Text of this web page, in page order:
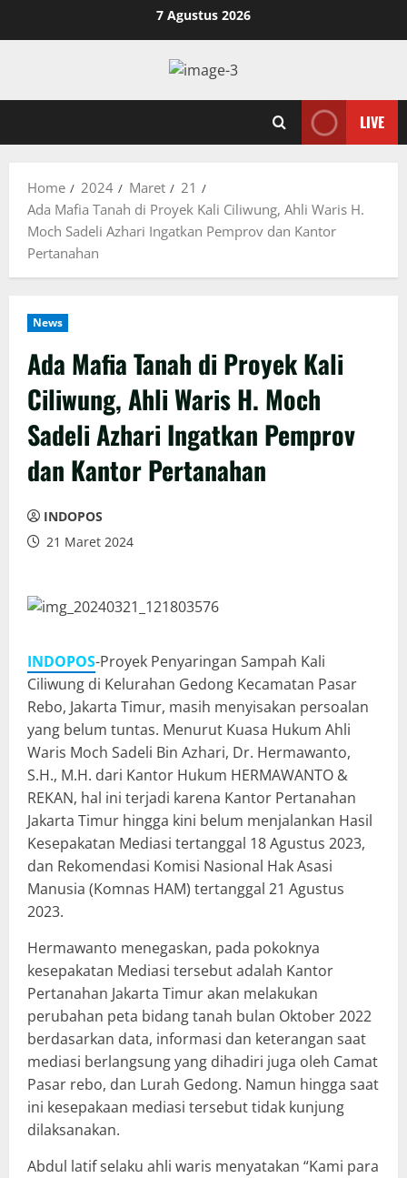
7 Agustus 2026
LIVE
Home 2024 Maret
21
Ada Mafia Tanah di Proyek Kali Ciliwung, Ahli Waris H.
Moch Sadeli Azhari Ingatkan Pemprov dan Kantor
Pertanahan
News
Ada Mafia Tanah di Proyek Kali
Ciliwung, Ahli Waris H. Moch
Sadeli Azhari Ingatkan Pemprov
dan Kantor Pertanahan
INDOPOS
21 Maret 2024
INDOPOS-Proyek Penyaringan Sampah Kali
Ciliwung di Kelurahan Gedong Kecamatan Pasar
Rebo, Jakarta Timur, masih menyisakan persoalan
yang belum tuntas. Menurut Kuasa Hukum Ahli
Waris Moch Sadeli Bin Azhari, Dr. Hermawanto,
S.H., M.H. dari Kantor Hukum HERMAWANTO &
REKAN, hal ini terjadi karena Kantor Pertanahan
Jakarta Timur hingga kini belum menjalankan Hasil
Kesepakatan Mediasi tertanggal 18 Agustus 2023,
dan Rekomendasi Komisi Nasional Hak Asasi
Manusia (Komnas HAM) tertanggal 21 Agustus
2023.
Hermawanto menegaskan, pada pokoknya
kesepakatan Mediasi tersebut adalah Kantor
Pertanahan Jakarta Timur akan melakukan
perubahan peta bidang tanah bulan Oktober 2022
berdasarkan data, informasi dan keterangan saat
mediasi berlangsung yang dihadiri juga oleh Camat
Pasar rebo, dan Lurah Gedong. Namun hingga saat
ini kesepakaan mediasi tersebut tidak kunjung
dilaksanakan.
Abdul latif selaku ahli waris menyatakan “Kami para